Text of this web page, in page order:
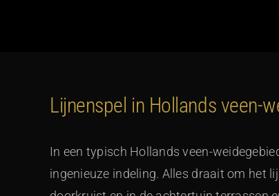
Lijnenspel in Hollands veen-
In een typisch Hollands veen-
ingenieuze indeling. Alles draait om het